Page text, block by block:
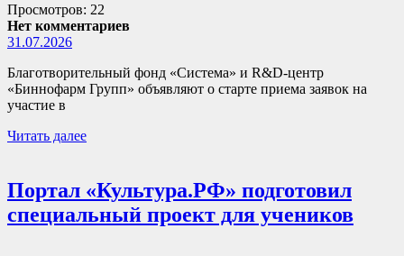
Просмотров: 22
Нет комментариев
31.07.2026
Благотворительный фонд «Система» и R&D-центр
«Биннофарм Групп» объявляют о старте приема заявок на
участие в
Читать далее
Портал «Культура.РФ» подготовил
специальный проект для учеников